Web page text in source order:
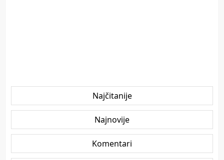
Najčitanije
Najnovije
Komentari